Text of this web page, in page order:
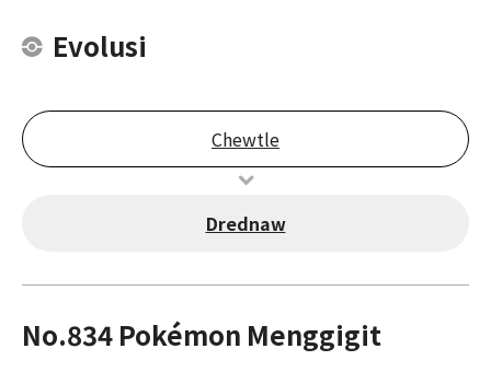
Evolusi
Chewtle
Drednaw
No.834 Pokémon Menggigit